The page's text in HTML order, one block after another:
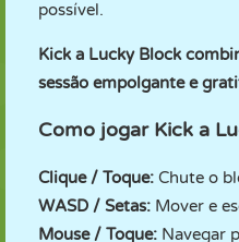
possível.
Kick a Lucky Block
sessão empolgante e
Como jogar Kick a
Clique / Toque: Chute o
WASD / Setas: Mover e
Mouse / Toque: Navegar